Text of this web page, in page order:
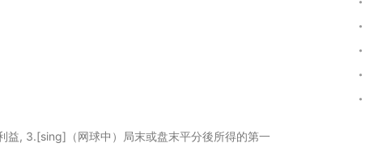
益, 3.[sing]（网球中）局末或盘末平分後所得的第一